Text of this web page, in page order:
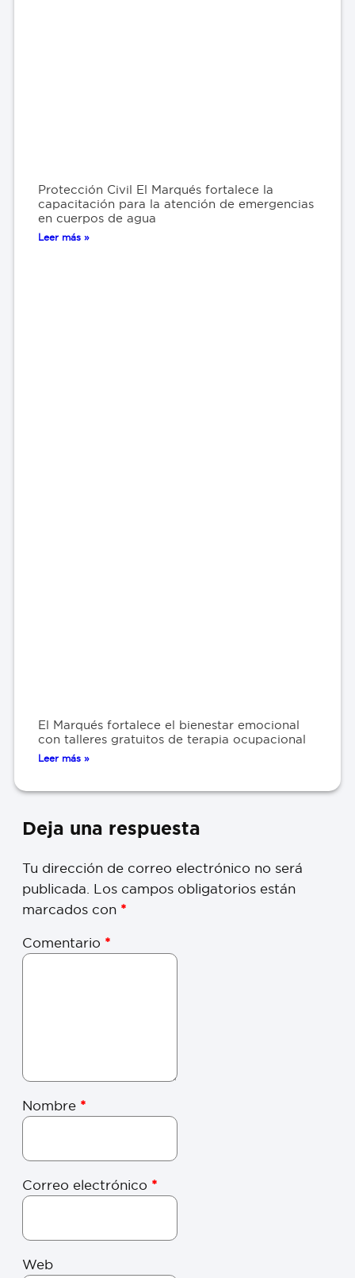
Protección Civil El Marqués fortalece la
capacitación para la atención de emergencias
en cuerpos de agua
Leer más »
El Marqués fortalece el bienestar emocional
con talleres gratuitos de terapia ocupacional
Leer más »
Deja una respuesta
Tu dirección de correo electrónico no será
publicada. Los campos obligatorios están
marcados con *
Comentario *
Nombre *
Correo electrónico *
Web